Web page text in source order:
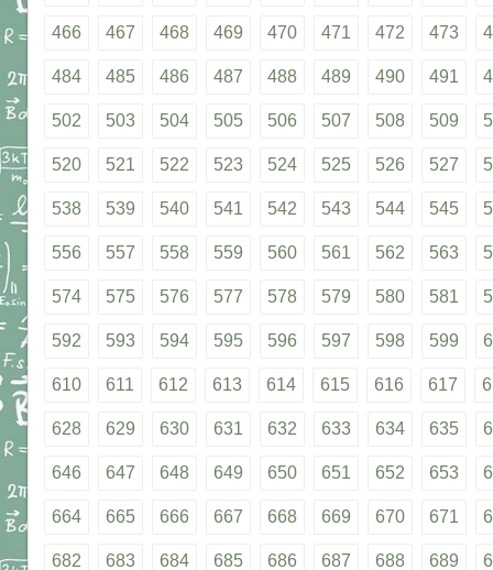
466 467 468 469 470 471 472 473
484 485 486 487 488 489 490 491
502 503 504 505 506 507 508 509
520 521 522 523 524 525 526 527
538 539 540 541 542 543 544 545
556 557 558 559 560 561 562 563
574 575 576 577 578 579 580 581
592 593 594 595 596 597 598 599
610 611 612 613 614 615 616 617
628 629 630 631 632 633 634 635
646 647 648 649 650 651 652 653
664 665 666 667 668 669 670 671
682 683 684 685 686 687 688 689